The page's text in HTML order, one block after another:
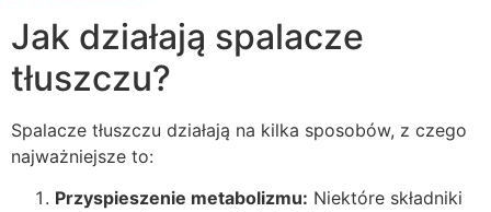
Jak działają spalacze
tłuszczu?
Spalacze tłuszczu działają na kilka sposobów, z czego
najważniejsze to:
Przyspieszenie metabolizmu: Niektóre składniki